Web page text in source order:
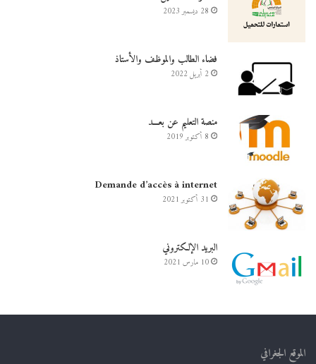
28 ديسمبر 2023
فضاء الطالب والموظف والأستاذ
2 أبريل 2022
منصة التعليم عن بعـــد
8 أكتوبر 2019
Demande d’accès à internet
31 أكتوبر 2021
البريد الإلكتروني
10 مارس 2021
الموقع الجغرافي